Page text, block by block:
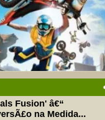
Fusion' â€“
na Medida...